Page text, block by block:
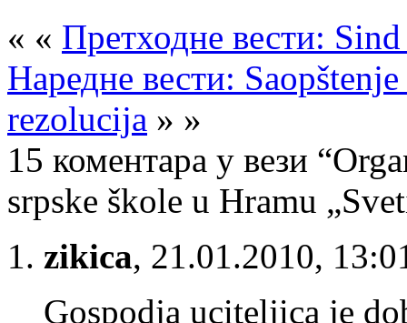
« « Претходне вести:
Наредне вести:
rezolucija » »
15 коментара у вези
srpske škole u Hramu
zikica, 21.01.2010,
Gospodja uciteljica je